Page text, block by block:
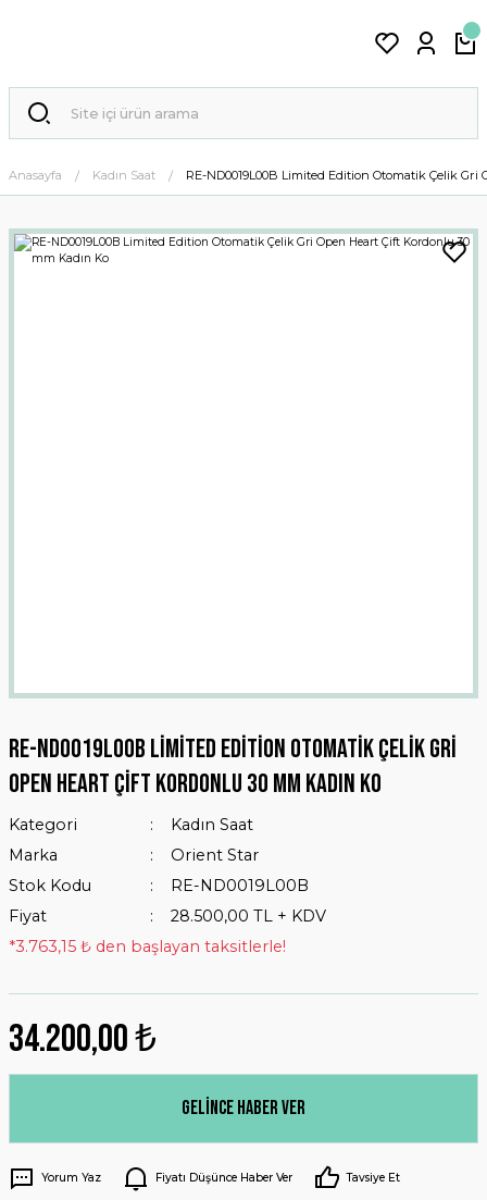
Anasayfa Kadın Saat RE-ND0019L00B Limited Edition Otomatik Çelik
RE-ND0019L00B Limited Edition Otomatik Çelik Gri
Open Heart Çift Kordonlu 30 mm Kadın Ko
Kategori
Kadın Saat
Marka
Orient Star
Stok Kodu
RE-ND0019L00B
Fiyat
28.500,00 TL + KDV
*3.763,15 ₺ den başlayan taksitlerle!
34.200,00 ₺
Gelince Haber Ver
Yorum Yaz Fiyatı Düşünce Haber Ver Tavsiye Et